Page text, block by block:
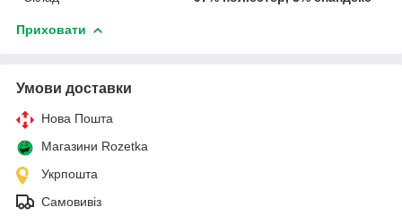
Приховати
Умови доставки
Нова Пошта
Магазини Rozetka
Укрпошта
Самовивіз